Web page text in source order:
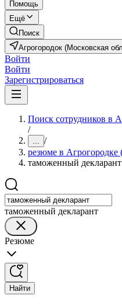
Помощь
Ещё
Поиск
Агрогородок
Войти
Войти
Зарегистрироваться
Поиск сотрудников в
/
... /
резюме в Агрогородке
таможенный декларант
таможенный декларант
Резюме
Найти